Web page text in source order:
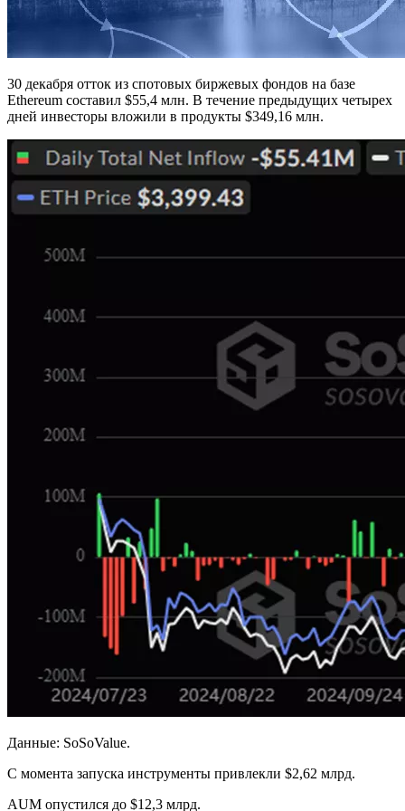
30 декабря отток из спотовых биржевых фондов на базе
Ethereum составил $55,4 млн. В течение предыдущих четырех
дней инвесторы вложили в продукты $349,16 млн.
Данные: SoSoValue.
С момента запуска инструменты привлекли $2,62 млрд.
AUM опустился до $12,3 млрд.